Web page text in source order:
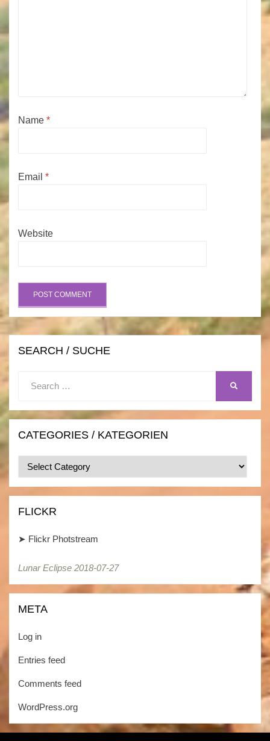
Name *
Email *
Website
SEARCH / SUCHE
CATEGORIES / KATEGORIEN
Categories
/
FLICKR
➤ Flickr Photstream
Lunar Eclipse 2018-07-27
Lunar Eclipse 2018-07-27
META
Log in
Entries feed
Comments feed
WordPress.org